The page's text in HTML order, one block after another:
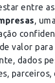
entre as
,
valor para
dados
parceiros,